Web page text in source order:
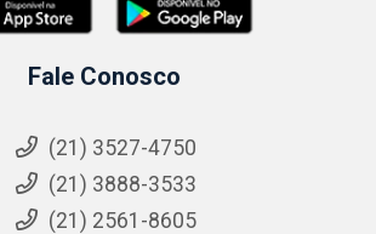
Fale Conosco
(21) 3527-4750
(21) 3888-3533
(21) 2561-8605